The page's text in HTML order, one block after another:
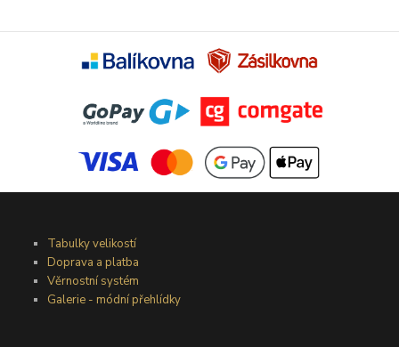
Tabulky velikostí
Doprava a platba
Věrnostní systém
Galerie - módní přehlídky